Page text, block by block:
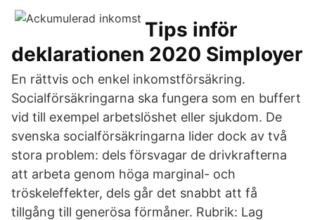
Tips inför
deklarationen 2020 Simployer
En rättvis och enkel inkomstförsäkring.
Socialförsäkringarna ska fungera som en buffert
vid till exempel arbetslöshet eller sjukdom. De
svenska socialförsäkringarna lider dock av två
stora problem: dels försvagar de drivkrafterna
att arbeta genom höga marginal- och
tröskeleffekter, dels går det snabbt att få
tillgång till generösa förmåner. Rubrik: Lag